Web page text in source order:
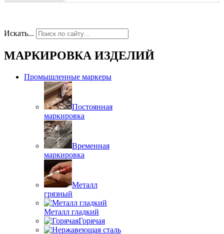
Искать...
МАРКИРОВКА ИЗДЕЛИЙ
Промышленные маркеры
Постоянная
маркировка
Временная
маркировка
Металл
грязный
Металл гладкий
Горячая